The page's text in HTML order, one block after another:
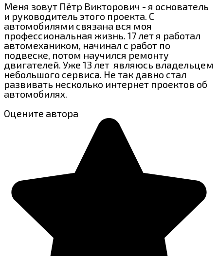
Меня зовут Пётр Викторович - я основатель
и руководитель этого проекта. С
автомобилями связана вся моя
профессиональная жизнь. 17 лет я работал
автомехаником, начинал с работ по
подвеске, потом научился ремонту
двигателей. Уже 13 лет являюсь владельцем
небольшого сервиса. Не так давно стал
развивать несколько интернет проектов об
автомобилях.
Оцените автора